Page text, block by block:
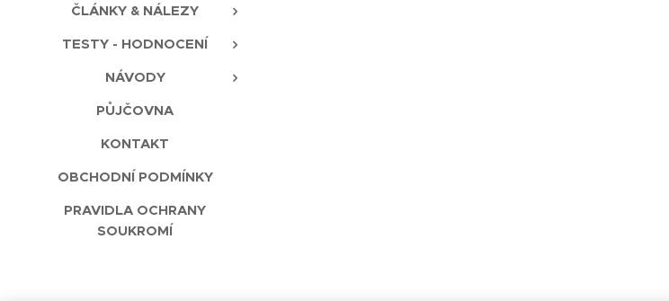
ČLÁNKY & NÁLEZY
TESTY - HODNOCENÍ
NÁVODY
PŮJČOVNA
KONTAKT
OBCHODNÍ PODMÍNKY
PRAVIDLA OCHRANY
SOUKROMÍ